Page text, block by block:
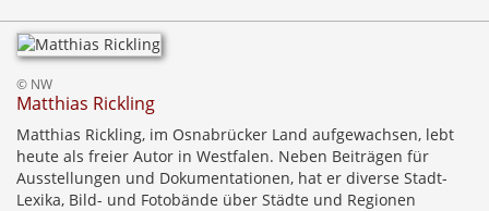
© NW
Matthias Rickling
Matthias Rickling, im Osnabrücker Land aufgewachsen, lebt
heute als freier Autor in Westfalen. Neben Beiträgen für
Ausstellungen und Dokumentationen, hat er diverse Stadt-
Lexika, Bild- und Fotobände über Städte und Regionen